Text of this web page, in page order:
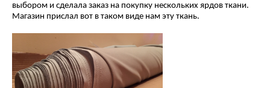
выбором и сделала заказ на покупку нескольких ярдов ткани.
Магазин прислал вот в таком виде нам эту ткань.